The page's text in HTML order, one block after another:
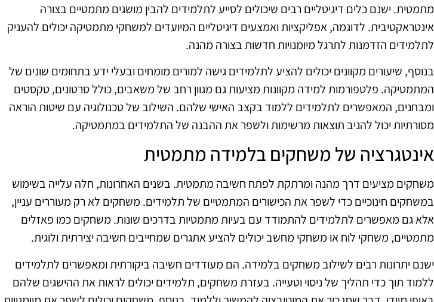
מתמטית. ישנם כלים דיגיטליים רבים שיכולים לסייע לתלמידים להבין מושגים מתמטיים בצורה
אינטראקטיבית. לדוגמה, אפליקציות ואמצעים דיגיטליים המיועדים למשחקי מתמטיקה יכולים להעניק
לתלמידים הזדמנות לתרגל מיומנויות חדשות בצורה מהנה.
בנוסף, שיעורים מקוונים יכולים להציע לתלמידים גישה למורים מומחים ובעלי ידע בתחומים שונים של
המתמטיקה. פלטפורמות למידה מקוונות מציעות גם מגוון רחב של משאבים, כולל סרטונים, טקסטים
ומבחנים, המאפשרים לתלמידים ללמוד בקצב האישי שלהם. השילוב של טכנולוגיה עם שיטות הוראה
מסורתיות יכול להניב תוצאות מרשימות ולשפר את ההבנה של התלמידים במתמטיקה.
אינטגרציה של משחקים בלמידה מתמטית
משחקים מציעים דרך מהנה ומרתקת לפתח חשיבה מתמטית. בשנים האחרונות, חלה עלייה בשימוש
במשחקים חינוכיים כדי לשפר את הכישורים המתמטיים של תלמידים. משחקים לא רק מעוררים עניין,
אלא גם מאפשרים לתלמידים להתמודד עם בעיות מתמטיות בדרכים שונות. משחקים כמו פאזלים
מתמטיים, משחקי לוח או משחקי מחשב יכולים להציע אתגרים שמחייבים חשיבה יצירתית ולוגית.
ישנם יתרונות רבים לשילוב משחקים בלמידה. הם מעודדים חשיבה ביקורתית ומאפשרים לתלמידים
ללמוד תוך כדי תהליך של ניסוי וטעייה. בעזרת משחקים, תלמידים יכולים לראות את ההישגים שלהם